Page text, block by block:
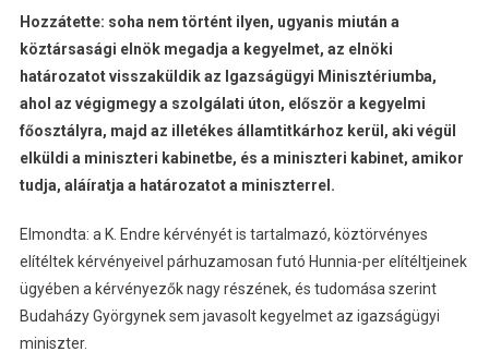
Hozzátette: soha nem történt ilyen, ugyanis miután a
köztársasági elnök megadja a kegyelmet, az elnöki
határozatot visszaküldik az Igazságügyi Minisztériumba,
ahol az végigmegy a szolgálati úton, először a kegyelmi
főosztályra, majd az illetékes államtitkárhoz kerül, aki végül
elküldi a miniszteri kabinetbe, és a miniszteri kabinet, amikor
tudja, aláíratja a határozatot a miniszterrel.
Elmondta: a K. Endre kérvényét is tartalmazó, köztörvényes
elítéltek kérvényeivel párhuzamosan futó Hunnia-per elítéltjeinek
ügyében a kérvényezők nagy részének, és tudomása szerint
Budaházy Györgynek sem javasolt kegyelmet az igazságügyi
miniszter.